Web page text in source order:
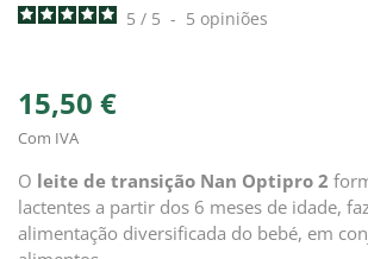
5 / 5 - 5 opiniões
15,50 €
Com IVA
O leite de transição Nan Optipro 2
lactentes a partir dos 6 meses de idade,
alimentação diversificada do bebé, em